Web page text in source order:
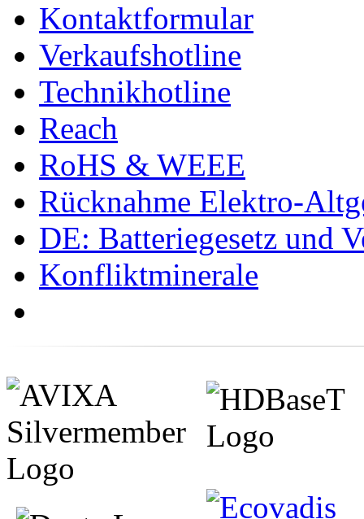
Kontaktformular
Verkaufshotline
Technikhotline
Reach
RoHS & WEEE
Rücknahme Elektro-
DE: Batteriegesetz und
Konfliktminerale